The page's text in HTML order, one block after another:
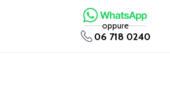
oppure
06 718 0240